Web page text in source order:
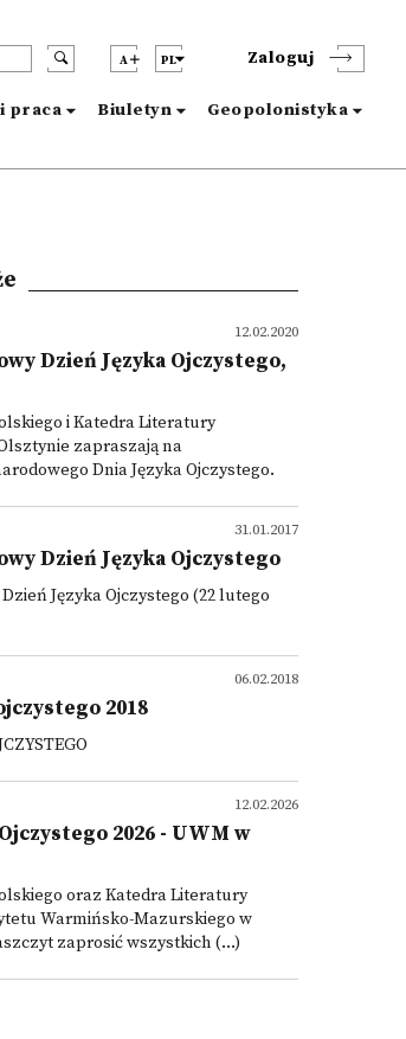
A PL Zaloguj
praca Biuletyn Geopolonistyka
12.02.2020
Dzień Języka Ojczystego,
i Katedra Literatury
zapraszają na
Dnia Języka Ojczystego.
31.01.2017
Dzień Języka Ojczystego
Języka Ojczystego (22 lutego
06.02.2018
2018
12.02.2026
2026 - UWM w
oraz Katedra Literatury
Warmińsko-Mazurskiego w
zaprosić wszystkich (...)